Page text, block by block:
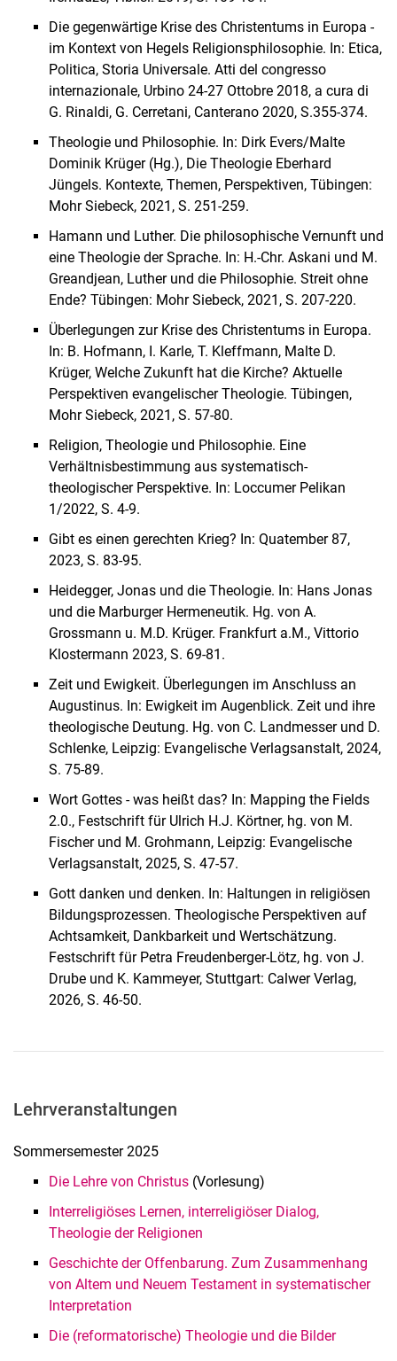
Die gegenwärtige Krise des Christentums in Europa -
im Kontext von Hegels Religionsphilosophie. In: Etica,
Politica, Storia Universale. Atti del congresso
internazionale, Urbino 24-27 Ottobre 2018, a cura di
G. Rinaldi, G. Cerretani, Canterano 2020, S.355-374.
Theologie und Philosophie. In: Dirk Evers/Malte
Dominik Krüger (Hg.), Die Theologie Eberhard
Jüngels. Kontexte, Themen, Perspektiven, Tübingen:
Mohr Siebeck, 2021, S. 251-259.
Hamann und Luther. Die philosophische Vernunft und
eine Theologie der Sprache. In: H.-Chr. Askani und M.
Greandjean, Luther und die Philosophie. Streit ohne
Ende? Tübingen: Mohr Siebeck, 2021, S. 207-220.
Überlegungen zur Krise des Christentums in Europa.
In: B. Hofmann, I. Karle, T. Kleffmann, Malte D.
Krüger, Welche Zukunft hat die Kirche? Aktuelle
Perspektiven evangelischer Theologie. Tübingen,
Mohr Siebeck, 2021, S. 57-80.
Religion, Theologie und Philosophie. Eine
Verhältnisbestimmung aus systematisch-
theologischer Perspektive. In: Loccumer Pelikan
1/2022, S. 4-9.
Gibt es einen gerechten Krieg? In: Quatember 87,
2023, S. 83-95.
Heidegger, Jonas und die Theologie. In: Hans Jonas
und die Marburger Hermeneutik. Hg. von A.
Grossmann u. M.D. Krüger. Frankfurt a.M., Vittorio
Klostermann 2023, S. 69-81.
Zeit und Ewigkeit. Überlegungen im Anschluss an
Augustinus. In: Ewigkeit im Augenblick. Zeit und ihre
theologische Deutung. Hg. von C. Landmesser und D.
Schlenke, Leipzig: Evangelische Verlagsanstalt, 2024,
S. 75-89.
Wort Gottes - was heißt das? In: Mapping the Fields
2.0., Festschrift für Ulrich H.J. Körtner, hg. von M.
Fischer und M. Grohmann, Leipzig: Evangelische
Verlagsanstalt, 2025, S. 47-57.
Gott danken und denken. In: Haltungen in religiösen
Bildungsprozessen. Theologische Perspektiven auf
Achtsamkeit, Dankbarkeit und Wertschätzung.
Festschrift für Petra Freudenberger-Lötz, hg. von J.
Drube und K. Kammeyer, Stuttgart: Calwer Verlag,
2026, S. 46-50.
Lehrveranstaltungen
Sommersemester 2025
Die Lehre von Christus (Vorlesung)
Interreligiöses Lernen, interreligiöser Dialog,
Theologie der Religionen
Geschichte der Offenbarung. Zum Zusammenhang
von Altem und Neuem Testament in systematischer
Interpretation
Die (reformatorische) Theologie und die Bilder